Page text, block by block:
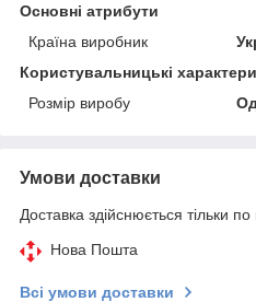
Основні атрибути
Країна виробник
Користувальницькі
Розмір виробу
Умови доставки
Доставка здійснюється тільки по
Нова Пошта
Всі умови доставки